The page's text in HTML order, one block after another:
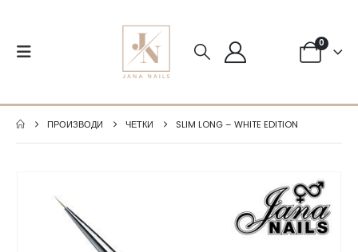
0
ПРОИЗВОДИ ЧЕТКИ SLIM LONG – WHITE EDITION